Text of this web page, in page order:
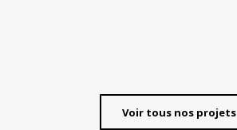
Voir tous nos projets